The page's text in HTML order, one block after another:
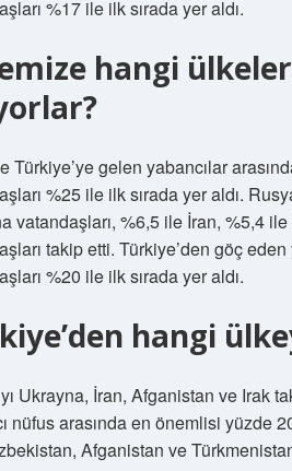
%17 ile ilk sırada yer aldı.
hangi
Türkiye’ye gelen yabancılar
%25 ile ilk sırada yer aldı.
vatandaşları, %6,5 ile İran, %5,4
takip etti. Türkiye’den göç
%20 ile ilk sırada yer aldı.
hangi
Ukrayna, İran, Afganistan ve Irak
nüfus arasında en önemlisi yüzde
Afganistan ve